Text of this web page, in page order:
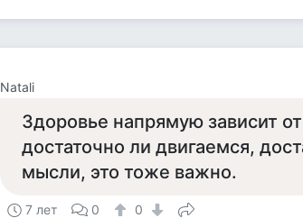
Natali
Здоровье напрямую зависит
достаточно ли двигаемся,
мысли, это тоже важно.
7 лет 0 0